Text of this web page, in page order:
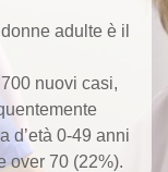
adulte è il
nuovi casi,
d’età 0-49 anni
over 70 (22%).